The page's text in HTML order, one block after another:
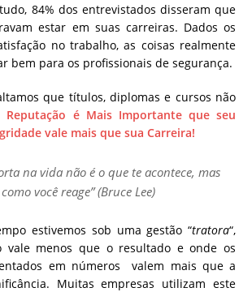
84% dos entrevistados disseram que
estar em suas carreiras. Dados os
no trabalho, as coisas realmente
bem para os profissionais de segurança.
que títulos, diplomas e cursos não
Reputação é Mais Importante que seu
vale mais que sua Carreira!
na vida não é o que te acontece, mas
como você reage” (Bruce Lee)
estivemos sob uma gestão “tratora“,
vale menos que o resultado e onde os
em números valem mais que a
Muitas empresas utilizam este